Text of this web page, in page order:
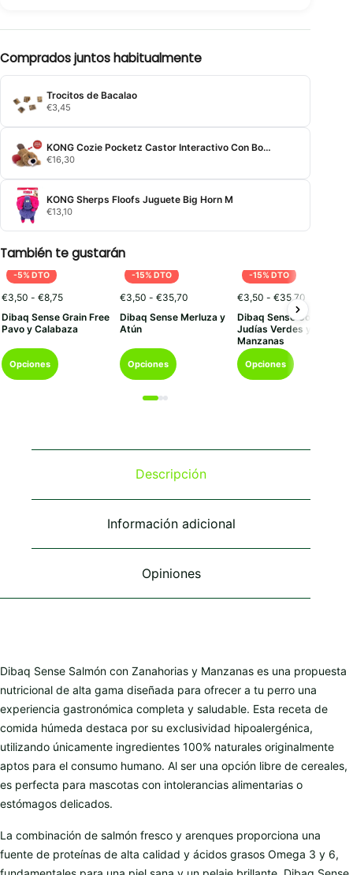
Comprados juntos habitualmente
Trocitos de Bacalao
€3,45
KONG Cozie Pocketz Castor Interactivo Con Bola Tamaño M
€16,30
KONG Sherps Floofs Juguete Big Horn M
€13,10
También te gustarán
-5% DTO
€3,50 - €8,75Rango
precios:
desde
Dibaq Sense Grain Free
Pavo y Calabaza
Opciones
Este
producto
opciones
elegir
página
-15% DTO
€3,50 - €35,70Rango
precios:
Dibaq Sense Merluza y
Atún
Opciones
Este
producto
múltiples
opciones
pueden
elegir
la
página
producto
-15% DTO
€3,50 - €35,70
de
precios:
desde
Dibaq Sense Cordero
Judías Verdes y
Manzanas
Opciones
Este
producto
opciones
elegir
página
Descripción
Información adicional
Opiniones
Dibaq Sense Salmón con Zanahorias y Manzanas es una propuesta
nutricional de alta gama diseñada para ofrecer a tu perro una
experiencia gastronómica completa y saludable. Esta receta de
comida húmeda destaca por su exclusividad hipoalergénica,
utilizando únicamente ingredientes 100% naturales originalmente
aptos para el consumo humano. Al ser una opción libre de cereales,
es perfecta para mascotas con intolerancias alimentarias o
estómagos delicados.
La combinación de salmón fresco y arenques proporciona una
fuente de proteínas de alta calidad y ácidos grasos Omega 3 y 6,